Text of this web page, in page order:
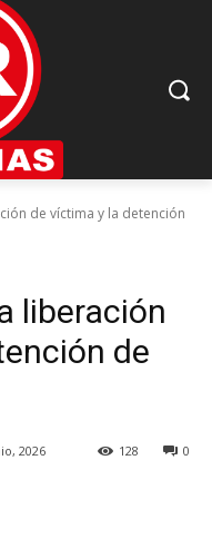
de víctima y la detención
liberación
de
2026 0
128